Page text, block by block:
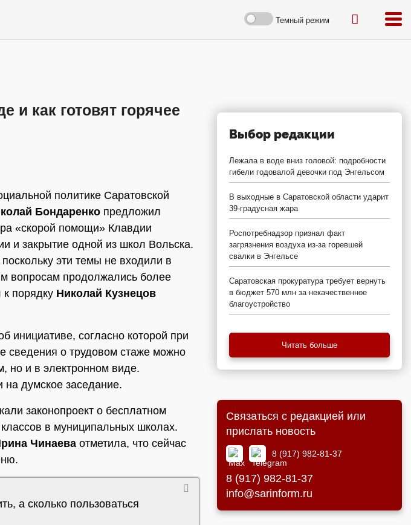
Темный режим
и как готовят горячее
политике Саратовской
Бондаренко предложил
«скорой помощи» Клавдии
и закрытие одной из школ Вольска.
эти темы не входили в
вопросам продолжались более
к порядку Николай Кузнецов
инициативе, согласно которой при
сведения о трудовом стаже можно
но и в электронном виде.
думское заседание.
законопроект о бесплатном
в муниципальных школах.
Чинаева отметила, что сейчас
а сколько пользоваться
Выбор редакции
Лежала в воде вниз головой: подробности
гибели годовалой девочки под Энгельсом
В выходные в Саратовской области ударит
39-градусная жара
Роспотребнадзор признал факт
загрязнения воздуха из-за горевшей
свалки в Энгельсе
Саратовская прокуратура требует вернуть
в бюджет 570 млн за некачественное
благоустройство
Читать больше
Связаться с редакцией или
прислать новость
8 (917) 982-81-37
8 (917) 982-81-37
info@sarinform.ru